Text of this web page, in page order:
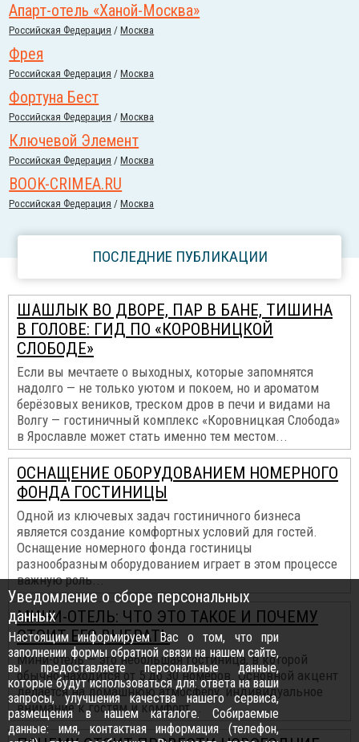
Апарт-отель «Ханой-Москва»
Российcкая Федерация /Москва
Фрея
Российcкая Федерация /Москва
Фортуна Бест
Российcкая Федерация /Москва
Ключевой Элемент
Российcкая Федерация /Москва
BOOK-CRIMEA.RU
Российcкая Федерация /Москва
ПОСЛЕДНИЕ ПУБЛИКАЦИИ
ШАШЛЫК ВО ДВОРЕ, ПАР В БАНЕ, ТИШИНА
В ГОЛОВЕ: ГИД ПО «КОРОВНИЦКОЙ
СЛОБОДЕ»
Если вы мечтаете о выходных, которые запомнятся
надолго — не только уютом и покоем, но и ароматом
берёзовых веников, треском дров в печи и видами на
Волгу — гостиничный комплекс «Коровницкая Слобода»
в Ярославле может стать именно тем местом...
ОСНАЩЕНИЕ ОБОРУДОВАНИЕМ НОМЕРНОГО
ФОНДА ГОСТИНИЦЫ
Одной из ключевых задач гостиничного бизнеса
является создание комфортных условий для гостей.
Оснащение номерного фонда гостиницы
разнообразным оборудованием играет в этом процессе
важную роль...
МИНИ-ОТЕЛЬ: ЧТО ЭТО ТАКОЕ И ПОЧЕМУ
СТОИТ ЕГО ВЫБРАТЬ
Мини-отель — это небольшая гостиница, в которой
обычно находится от 5 до 30 номеров. Основной акцент
делается на домашнюю атмосферу, индивидуальное
внимание к гостям и комфорт...
Уведомление о сборе персональных
данных
Настоящим информируем Вас о том, что при
заполнении формы обратной связи на нашем сайте,
вы предоставляете персональные данные,
которые будут использоваться для: ответа на ваши
запросы, улучшения качества нашего сервиса,
размещения в нашем каталоге. Собираемые
данные: имя, контактная информация (телефон,